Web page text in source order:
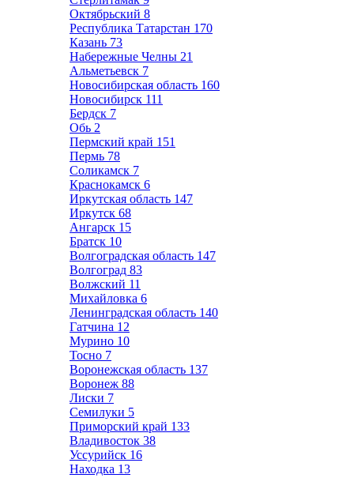
Октябрьский 8
Республика Татарстан 170
Казань 73
Набережные Челны 21
Альметьевск 7
Новосибирская область 160
Новосибирск 111
Бердск 7
Обь 2
Пермский край 151
Пермь 78
Соликамск 7
Краснокамск 6
Иркутская область 147
Иркутск 68
Ангарск 15
Братск 10
Волгоградская область 147
Волгоград 83
Волжский 11
Михайловка 6
Ленинградская область 140
Гатчина 12
Мурино 10
Тосно 7
Воронежская область 137
Воронеж 88
Лиски 7
Семилуки 5
Приморский край 133
Владивосток 38
Уссурийск 16
Находка 13